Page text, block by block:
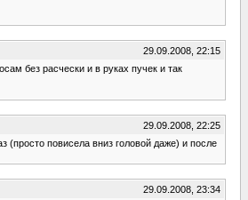
29.09.2008, 22:15
без расчески и в руках пучек и так
29.09.2008, 22:25
(просто повисела вниз головой даже) и после
29.09.2008, 23:34